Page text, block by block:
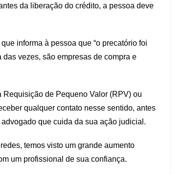
da liberação do crédito, a pessoa deve
informa à pessoa que “o precatório foi
vezes, são empresas de compra e
de Pequeno Valor (RPV) ou
qualquer contato nesse sentido, antes
que cuida da sua ação judicial.
temos visto um grande aumento
um profissional de sua confiança.